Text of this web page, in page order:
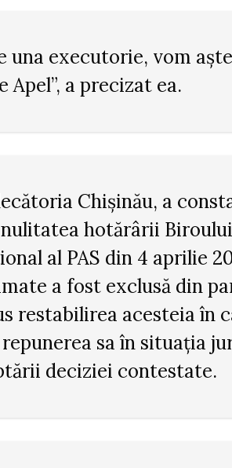
una executorie, vom
a precizat ea.
Chișinău, a
hotărârii Biroului
al PAS din 4 aprilie
a fost exclusă din
restabilirea acesteia în
sa în situația
deciziei contestate.